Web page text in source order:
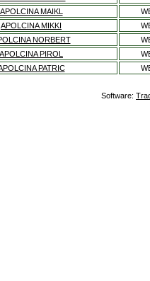
APOLCINA MAIKL
APOLCINA MIKKI
NORBERT
APOLCINA PIROL
PATRIC
Software: